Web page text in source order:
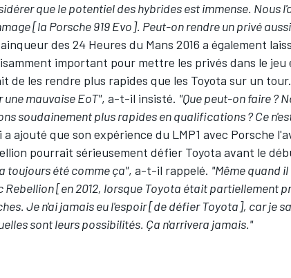
que le potentiel des hybrides est immense. Nous
[la Porsche 919 Evo]. Peut-on rendre un privé
des 24 Heures du Mans 2016 a également
important pour mettre les privés dans le
de les rendre plus rapides que les Toyota sur un tour.
une mauvaise EoT", a-t-il insisté. "Que peut-on faire ?
soudainement plus rapides en qualifications ? Ce
a ajouté que son expérience du LMP1 avec Porsche
pourrait sérieusement défier Toyota avant le
toujours été comme ça", a-t-il rappelé. "Même quand
Rebellion [en 2012, lorsque Toyota était partiellement
Je n'ai jamais eu l'espoir [de défier Toyota], car je
sont leurs possibilités. Ça n'arrivera jamais."